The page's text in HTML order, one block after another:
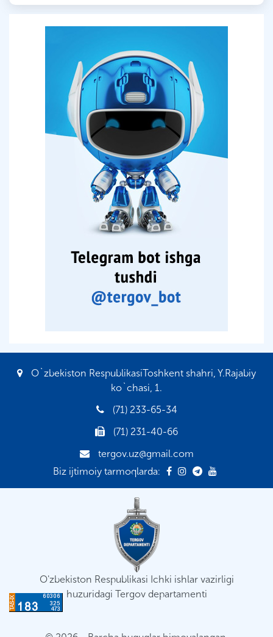
O`zbekiston RespublikasiToshkent shahri, Y.Rajabiy
ko`chasi, 1.
(71) 233-65-34
(71) 231-40-66
tergov.uz@gmail.com
Biz ijtimoiy tarmoqlarda:
O'zbekiston Respublikasi Ichki ishlar vazirligi
huzuridagi Tergov departamenti